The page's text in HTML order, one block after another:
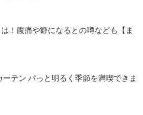
！腹痛や癖になるとの噂なども【ま
ーテン パっと明るく季節を満喫できま